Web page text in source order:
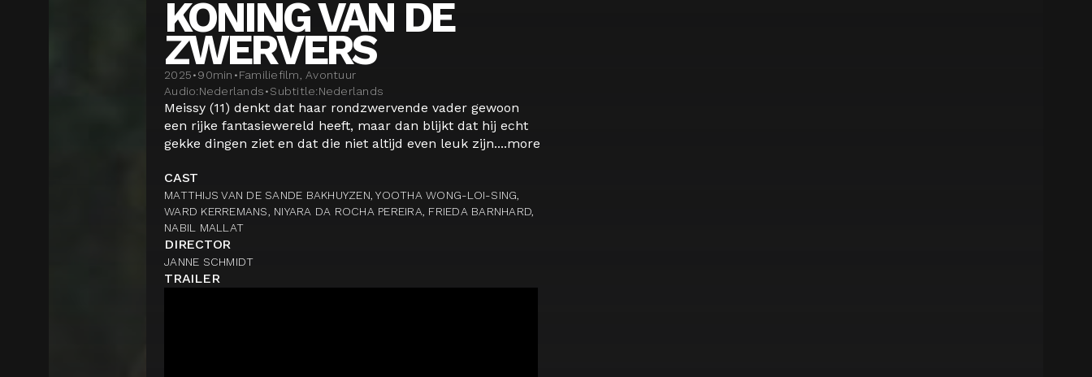
KONING VAN DE
ZWERVERS
2025•90min •Familiefilm, Avontuur
Audio:Nederlands•Subtitle:Nederlands
Meissy (11) denkt dat haar rondzwervende vader gewoon
een rijke fantasiewereld heeft, maar dan blijkt dat hij echt
gekke dingen ziet en dat die niet altijd even leuk zijn....more
CAST
MATTHIJS VAN DE SANDE BAKHUYZEN, YOOTHA WONG-LOI-SING,
WARD KERREMANS, NIYARA DA ROCHA PEREIRA, FRIEDA BARNHARD,
NABIL MALLAT
DIRECTOR
JANNE SCHMIDT
TRAILER